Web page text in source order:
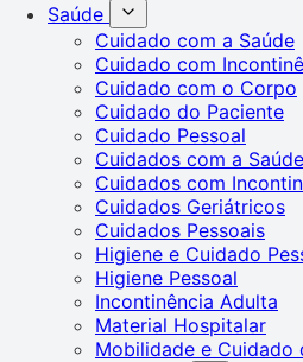
Saúde
Cuidado com a Saúde
Cuidado com
Cuidado com o Corpo
Cuidado do Paciente
Cuidado Pessoal
Cuidados com a Saúde
Cuidados com
Cuidados Geriátricos
Cuidados Pessoais
Higiene e Cuidado
Higiene Pessoal
Incontinência Adulta
Material Hospitalar
Mobilidade e Cuidado